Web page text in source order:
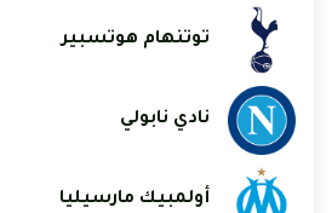
توتنهام هوتسبير
نادي نابولي
أولمبيك مارسيليا